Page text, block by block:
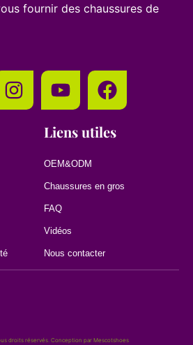
fournir des chaussures de
Liens utiles
OEM&ODM
Chaussures en gros
FAQ
Vidéos
Nous contacter
droits réservés. Conception par Mescotshoes